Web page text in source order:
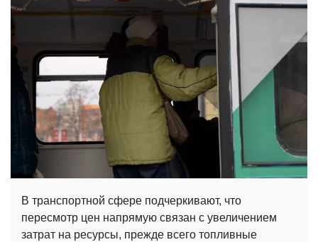
В транспортной сфере подчеркивают, что
пересмотр цен напрямую связан с увеличением
затрат на ресурсы, прежде всего топливные